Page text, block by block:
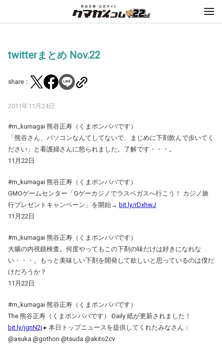
twitterまとめ Nov.22
share：
2011年11月24日
#m_kumagai 熊谷正寿（くまポンパパです）
「熊谷さん、パソコンなんてしてないで、まじめに下剤飲んで歩いてく
ださい」と看護婦さんに怒られました。了解です・・・。
11月22日
#m_kumagai 熊谷正寿（くまポンパパです）
GMOゲームセンター「Gゲーカジノでラスベガスへ行こう！ カジノ旅
行プレゼントキャンペーン」を開始→ bit.ly/rDxhwJ
11月22日
#m_kumagai 熊谷正寿（くまポンパパです）
大腸の内視鏡検査。何度やってもこの下剤の味だけは好きになれな
い・・・。もっと美味しい下剤を開発して欲しいと思っているのは僕だ
けだろうか？
11月22日
#m_kumagai 熊谷正寿（くまポンパパです）
The 熊谷正寿（くまポンパパです） Daily 紙が更新されました！
bit.ly/jgnN2j ▸ 本日トップニュースを提供してくれたみなさん：
@asuka @gothon @tsuda @akito2cv